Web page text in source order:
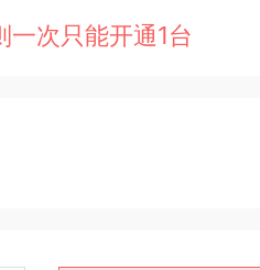
一次只能开通1台